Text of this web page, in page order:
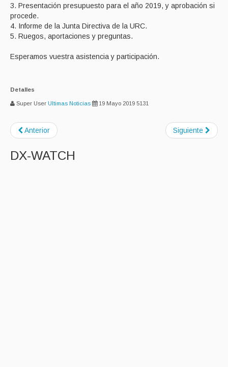
3. Presentación presupuesto para el año 2019, y aprobación si
procede.
4. Informe de la Junta Directiva de la URC.
5. Ruegos, aportaciones y preguntas.
Esperamos vuestra asistencia y participación.
Detalles
Super User Ultimas Noticias 19 Mayo 2019 5131
Anterior Siguiente
DX-WATCH